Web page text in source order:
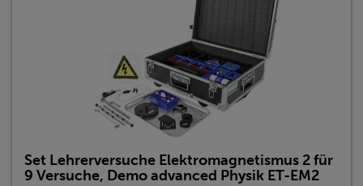
Set Lehrerversuche Elektromagnetismus 2 für
9 Versuche, Demo advanced Physik ET-EM2